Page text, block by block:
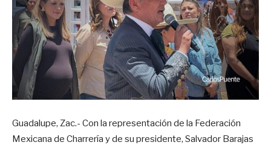
Guadalupe, Zac.- Con la representación de la Federación
Mexicana de Charrería y de su presidente, Salvador Barajas